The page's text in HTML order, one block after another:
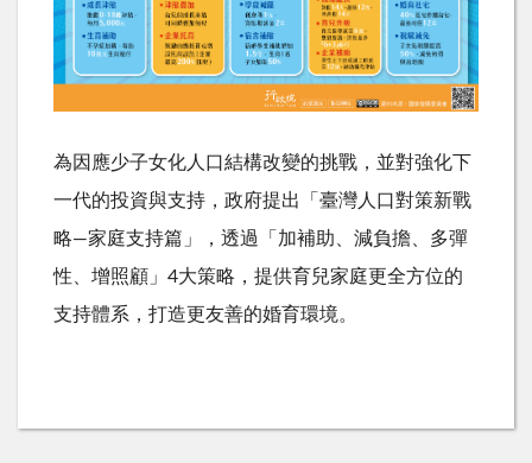
為因應少子女化人口結構改變的挑戰，並對強化下
一代的投資與支持，政府提出「臺灣人口對策新戰
略—家庭支持篇」，透過「加補助、減負擔、多彈
性、增照顧」4大策略，提供育兒家庭更全方位的
支持體系，打造更友善的婚育環境。